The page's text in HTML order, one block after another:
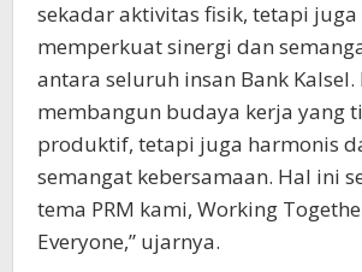
sekadar aktivitas fisik, tetapi juga
memperkuat sinergi dan
antara seluruh insan Bank
membangun budaya kerja yang
produktif, tetapi juga harmonis
semangat kebersamaan. Hal ini
tema PRM kami, Working
Everyone,” ujarnya.